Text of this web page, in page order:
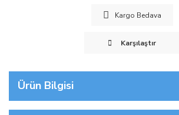
Kargo Bedava
Karşılaştır
Ürün Bilgisi